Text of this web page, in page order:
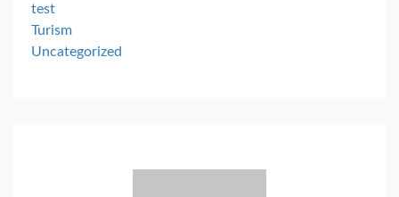
test
Turism
Uncategorized